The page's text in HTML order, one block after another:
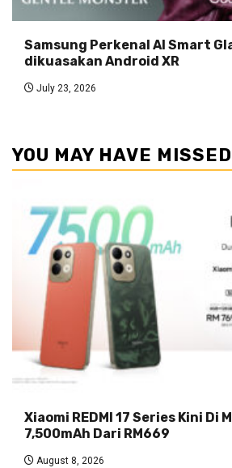
Samsung Perkenal AI Smart
dikuasakan Android XR
July 23, 2026
YOU MAY HAVE MISSED
Xiaomi REDMI 17 Series Kini Di
7,500mAh Dari RM669
August 8, 2026